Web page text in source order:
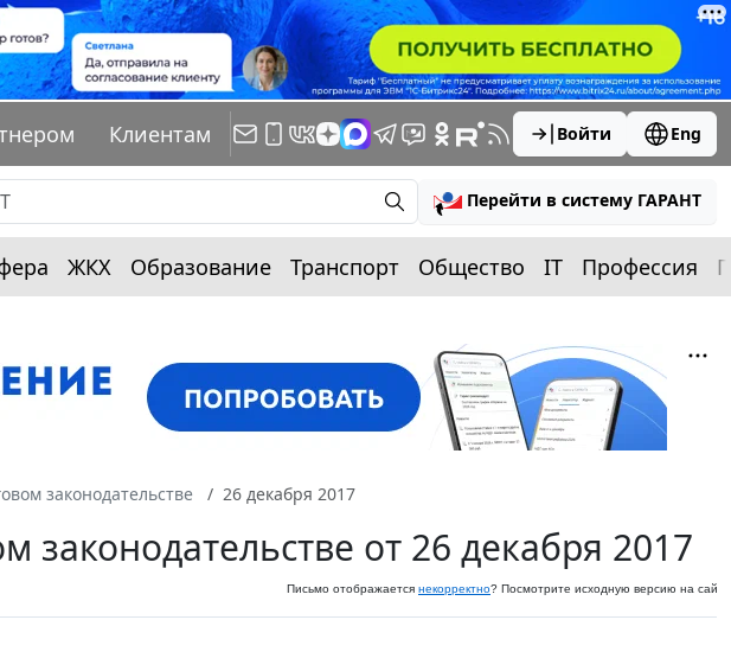
Клиентам Войти Eng
Перейти в систему ГАРАНТ
ЖКХ Образование Транспорт Общество IT Профессия
законодательстве 26 декабря 2017
законодательстве от 26 декабря 2017
Письмо отображается некорректно? Посмотрите исходную версию на